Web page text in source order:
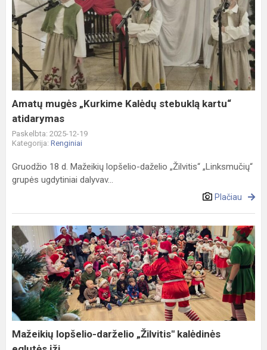
mugės
„Kurkime
Kalėdų
stebuklą
kartu“
atidarymas
Amatų mugės „Kurkime Kalėdų stebuklą kartu“
atidarymas
Paskelbta: 2025-12-19
Kategorija: Renginiai
Gruodžio 18 d. Mažeikių lopšelio-daželio „Žilvitis“ „Linksmučių“
grupės ugdytiniai dalyvav...
Plačiau
Mažeikių
lopšelio-
darželio
„Žilvitis"
kalėdinės
eglutės
įži...
Mažeikių lopšelio-darželio „Žilvitis" kalėdinės